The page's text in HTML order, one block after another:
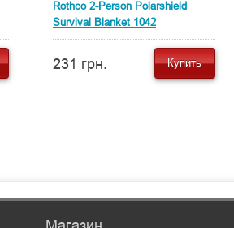
Rothco 2-Person Polarshield
Survival Blanket 1042
231 грн. Купить